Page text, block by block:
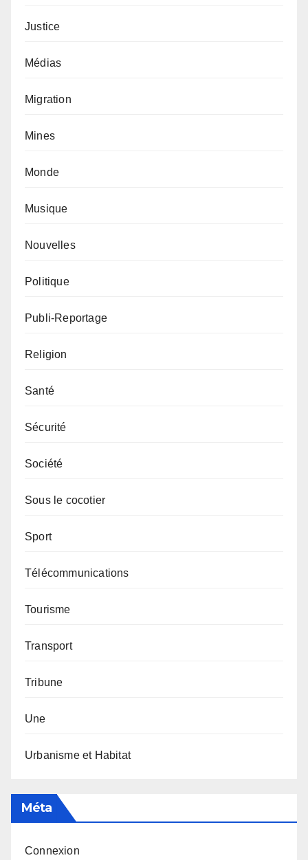
Justice
Médias
Migration
Mines
Monde
Musique
Nouvelles
Politique
Publi-Reportage
Religion
Santé
Sécurité
Société
Sous le cocotier
Sport
Télécommunications
Tourisme
Transport
Tribune
Une
Urbanisme et Habitat
Méta
Connexion